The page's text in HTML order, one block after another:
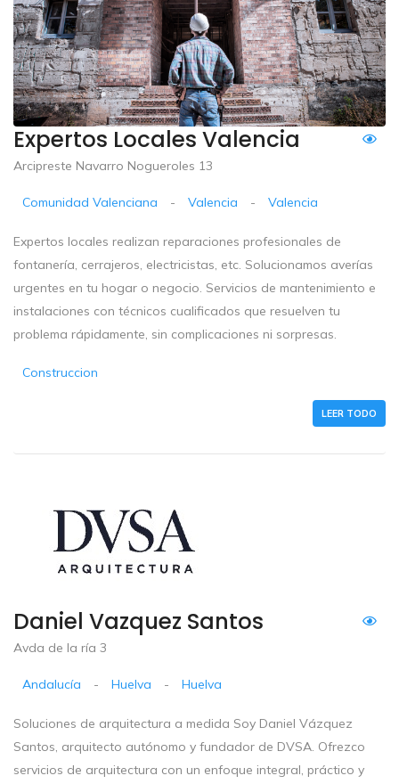
Expertos Locales Valencia
Arcipreste Navarro Nogueroles 13
Comunidad Valenciana - Valencia - Valencia
Expertos locales realizan reparaciones profesionales de
fontanería, cerrajeros, electricistas, etc. Solucionamos averías
urgentes en tu hogar o negocio. Servicios de mantenimiento e
instalaciones con técnicos cualificados que resuelven tu
problema rápidamente, sin complicaciones ni sorpresas.
Construccion
LEER TODO
Daniel Vazquez Santos
Avda de la ría 3
Andalucía - Huelva - Huelva
Soluciones de arquitectura a medida Soy Daniel Vázquez
Santos, arquitecto autónomo y fundador de DVSA. Ofrezco
servicios de arquitectura con un enfoque integral, práctico y